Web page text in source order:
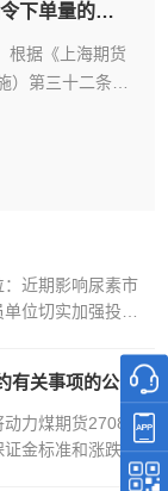
上期所 关于市价指令上线及有关交易指令下单量的通知
据《上海期货
第三十二条及
年7月3日
量为1手，最
。市价指令每次
、期权品种为3
行通知。 特
近期影响尿素市
位切实加强投资
有关事项的公告
动力煤期货2708合
金标准和涨跌停